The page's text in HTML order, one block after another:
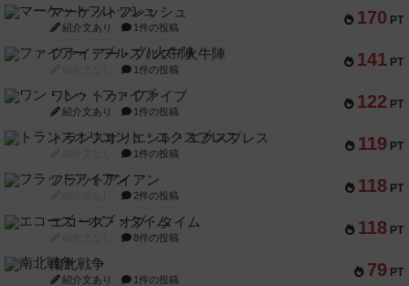
170 PT
マーケットフレッシュ
紹介文あり 1件の投稿
141 PT
ファイアー・ブルズ / 火牛陣
1件の投稿
122 PT
ワン・トゥ・ファイブ
紹介文あり 1件の投稿
119 PT
トランスオリエント・エクスプレス
1件の投稿
118 PT
フラットアイアン
2件の投稿
118 PT
エコーズ・オブ・タイム
8件の投稿
79 PT
南北戦争
紹介文あり 1件の投稿